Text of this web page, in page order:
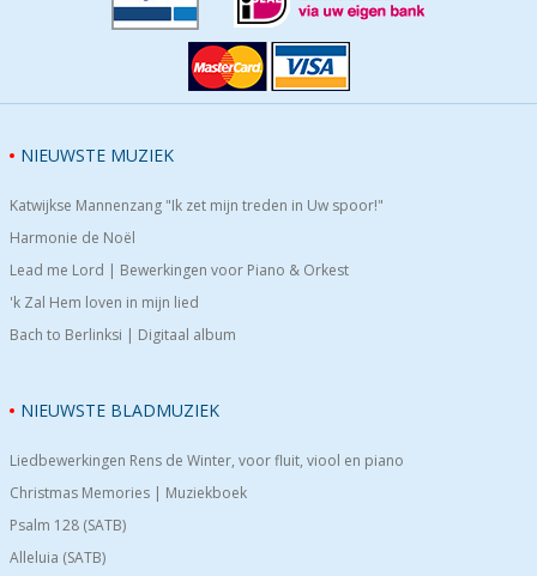
NIEUWSTE MUZIEK
Katwijkse Mannenzang "Ik zet mijn treden in Uw spoor!"
Harmonie de Noël
Lead me Lord | Bewerkingen voor Piano & Orkest
'k Zal Hem loven in mijn lied
Bach to Berlinksi | Digitaal album
NIEUWSTE BLADMUZIEK
Liedbewerkingen Rens de Winter, voor fluit, viool en piano
Christmas Memories | Muziekboek
Psalm 128 (SATB)
Alleluia (SATB)